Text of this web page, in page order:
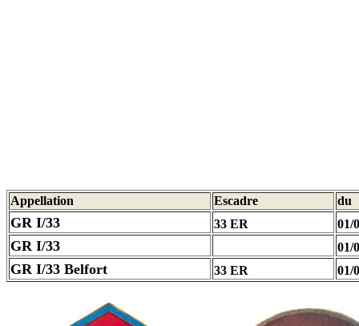
Appellation Escadre du
GR I/33 33 ER 01/
GR I/33 01/
GR I/33 Belfort 33 ER 01/